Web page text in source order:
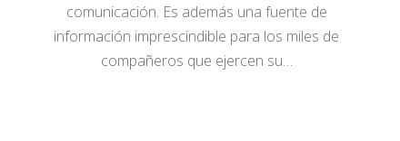
comunicación. Es además una fuente de
información imprescindible para los miles de
compañeros que ejercen su…